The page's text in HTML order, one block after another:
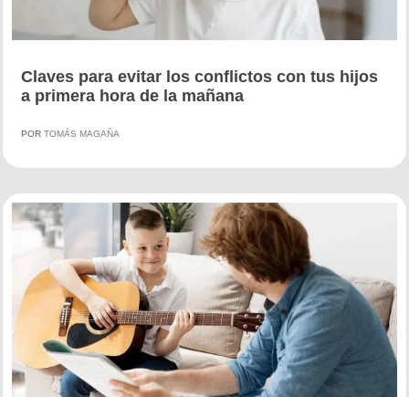
Claves para evitar los conflictos con tus hijos
a primera hora de la mañana
POR TOMÁS MAGAÑA